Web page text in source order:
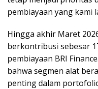
pembiayaan yang kami
Hingga akhir Maret
berkontribusi sebesar
pembiayaan BRI
bahwa segmen alat
penting dalam